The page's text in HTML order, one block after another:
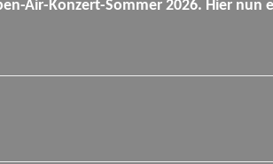
Air-Konzert-Sommer 2026. Hier nun